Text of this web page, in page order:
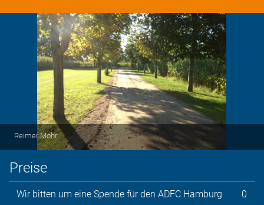
Reimer Mohr
Preise
Wir bitten um eine Spende für den ADFC Hamburg 0